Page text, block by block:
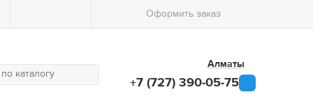
Оформить заказ
Алматы
+7 (727) 390-05-75